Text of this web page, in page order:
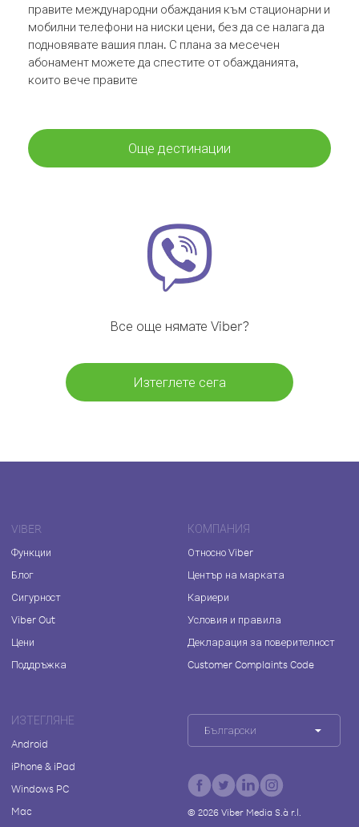
правите международни обаждания към стационарни и
мобилни телефони на ниски цени, без да се налага да
подновявате вашия план. С плана за месечен
абонамент можете да спестите от обажданията,
които вече правите
Още дестинации
Все още нямате Viber?
Изтеглете сега
VIBER
Функции
Блог
Сигурност
Viber Out
Цени
Поддръжка
КОМПАНИЯ
Относно Viber
Център на марката
Кариери
Условия и правила
Декларация за поверителност
Customer Complaints Code
ИЗТЕГЛЯНЕ
Android
iPhone & iPad
Windows PC
Mac
Български
© 2026Viber Media S.à r.l.